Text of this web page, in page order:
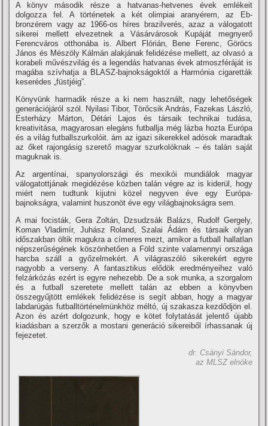
A könyv második része a hatvanas-hetvenes évek emlékeit
dolgozza fel. A történetek a két olimpiai aranyérem, az Eb-
bronzérem vagy az 1966-os hí­res brazilverés, azaz a válogatott
sikerei mellett elvezetnek a Vásárvárosok Kupáját megnyerő
Ferencváros otthonába is. Albert Flórián, Bene Ferenc, Göröcs
János és Mészöly Kálmán alakjának felidézése mellett, az olvasó a
korabeli művészvilág és a legendás hatvanas évek atmoszféráját is
magába szí­vhatja a BLASZ-bajnokságoktól a Harmónia cigaretták
keserédes „füstjéig”.
Könyvünk harmadik része a ki nem használt, nagy lehetőségek
generációjáról szól. Nyilasi Tibor, Törőcsik András, Fazekas László,
Esterházy Márton, Détári Lajos és társaik technikai tudása,
kreativitása, magyarosan elegáns futballja még lázba hozta Európa
és a világ futballszurkolóit. ám az igazi sikerekkel adósok maradtak
az őket rajongásig szerető magyar szurkolóknak – és talán saját
maguknak is.
Az argentí­nai, spanyolországi és mexikói mundiálok magyar
válogatottjának megidézése közben talán végre az is kiderül, hogy
miért nem tudtunk kijutni közel negyven éve egy Európa-
bajnokságra, valamint huszonöt éve egy világbajnokságra sem.
A mai focisták, Gera Zoltán, Dzsudzsák Balázs, Rudolf Gergely,
Koman Vladimí­r, Juhász Roland, Szalai Ádám és társaik olyan
időszakban öltik magukra a cí­meres mezt, amikor a futball hallatlan
népszerűségének köszönhetően a Föld szinte valamennyi országa
harcba száll a győzelmekért. A világraszóló sikerekért egyre
nagyobb a verseny. A fantasztikus elődök eredményeihez való
felzárkózás ezért is egyre nehezebb. De a sok munka, a szorgalom
és a futball szeretete mellett talán az ebben a könyvben
összegyűjtött emlékek felidézése is segí­t abban, hogy a magyar
labdarúgás futballtörténelmünkhöz méltó, új szakasza kezdődjön el.
Azon és azért dolgozunk, hogy e kötet folytatását jelentő újabb
kiadásban a szerzők a mostani generáció sikereiből í­rhassanak új
fejezetet.
dr. Csányi Sándor,
az MLSZ elnöke